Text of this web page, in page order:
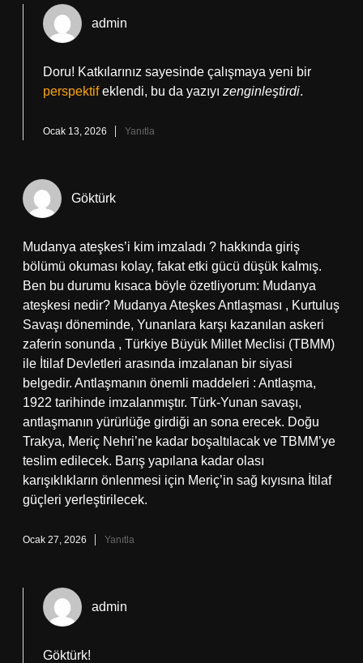
admin
Doru! Katkılarınız sayesinde çalışmaya yeni bir
perspektifeklendi, bu da yazıyı zenginleştirdi.
Ocak 13, 2026 Yanıtla
Göktürk
Mudanya ateşkes’i kim imzaladı ? hakkında giriş
bölümü okuması kolay, fakat etki gücü düşük kalmış.
Ben bu durumu kısaca böyle özetliyorum: Mudanya
ateşkesi nedir? Mudanya Ateşkes Antlaşması , Kurtuluş
Savaşı döneminde, Yunanlara karşı kazanılan askeri
zaferin sonunda , Türkiye Büyük Millet Meclisi (TBMM)
ile İtilaf Devletleri arasında imzalanan bir siyasi
belgedir. Antlaşmanın önemli maddeleri : Antlaşma,
1922 tarihinde imzalanmıştır. Türk-Yunan savaşı,
antlaşmanın yürürlüğe girdiği an sona erecek. Doğu
Trakya, Meriç Nehri’ne kadar boşaltılacak ve TBMM’ye
teslim edilecek. Barış yapılana kadar olası
karışıklıkların önlenmesi için Meriç’in sağ kıyısına İtilaf
güçleri yerleştirilecek.
Ocak 27, 2026 Yanıtla
admin
Göktürk!